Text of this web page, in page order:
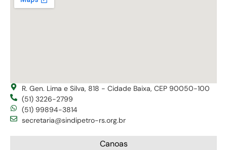
R. Gen. Lima e Silva, 818 - Cidade Baixa, CEP 90050-100
(51) 3226-2799
(51) 99894-3814
secretaria@sindipetro-rs.org.br
Canoas